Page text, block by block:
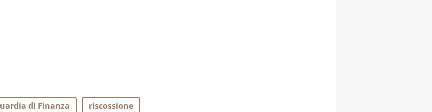
di Finanza riscossione